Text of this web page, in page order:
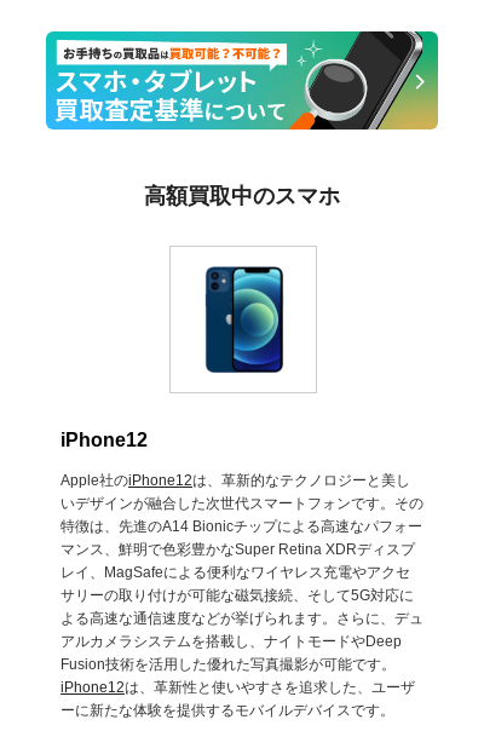
高額買取中のスマホ
iPhone12
Apple社のiPhone12は、革新的なテクノロジーと美し
いデザインが融合した次世代スマートフォンです。その
特徴は、先進のA14 Bionicチップによる高速なパフォー
マンス、鮮明で色彩豊かなSuper Retina XDRディスプ
レイ、MagSafeによる便利なワイヤレス充電やアクセ
サリーの取り付けが可能な磁気接続、そして5G対応に
よる高速な通信速度などが挙げられます。さらに、デュ
アルカメラシステムを搭載し、ナイトモードやDeep
Fusion技術を活用した優れた写真撮影が可能です。
iPhone12は、革新性と使いやすさを追求した、ユーザ
ーに新たな体験を提供するモバイルデバイスです。